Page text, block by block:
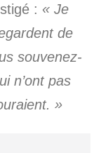
: « Je
de
souvenez-
n’ont pas
»